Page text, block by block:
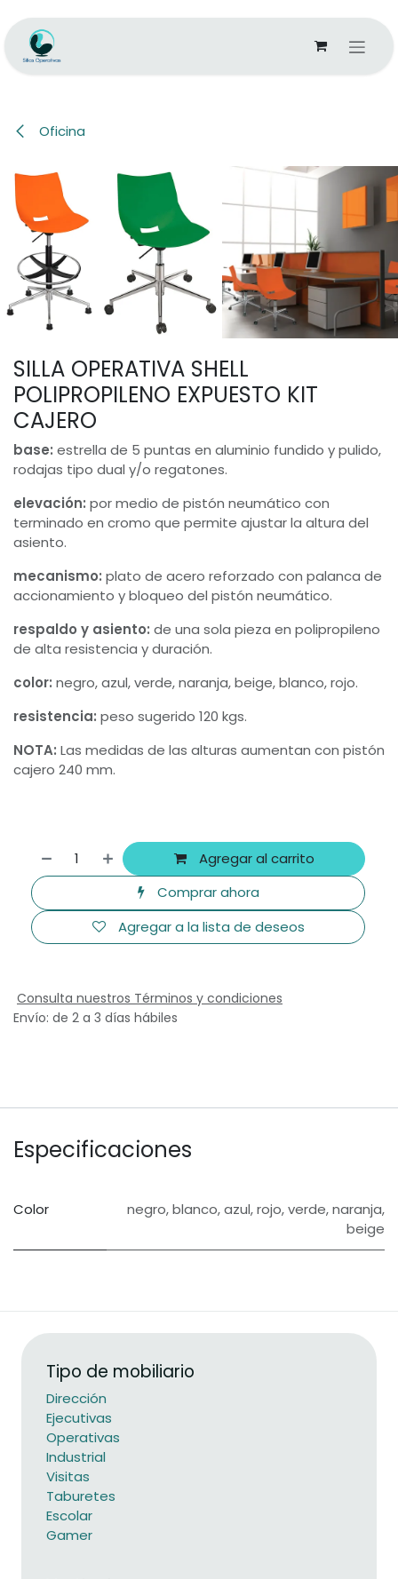
Oficina
SILLA OPERATIVA SHELL
POLIPROPILENO EXPUESTO KIT
CAJERO
base: estrella de 5 puntas en aluminio fundido y pulido,
rodajas tipo dual y/o regatones.
elevación: por medio de pistón neumático con
terminado en cromo que permite ajustar la altura del
asiento.
mecanismo: plato de acero reforzado con palanca de
accionamiento y bloqueo del pistón neumático.
respaldo y asiento: de una sola pieza en polipropileno
de alta resistencia y duración.
color: negro, azul, verde, naranja, beige, blanco, rojo.
resistencia: peso sugerido 120 kgs.
NOTA: Las medidas de las alturas aumentan con pistón
cajero 240 mm.
Agregar al carrito
Comprar ahora
Agregar a la lista de deseos
Consulta nuestros Términos y condiciones
Envío: de 2 a 3 días hábiles
Especificaciones
Color negro,blanco,azul,rojo,verde,naranja,
beige
Tipo de mobiliario
Dirección
Ejecutivas
Operativas
Industrial
Visitas
Taburetes
Escolar
Gamer